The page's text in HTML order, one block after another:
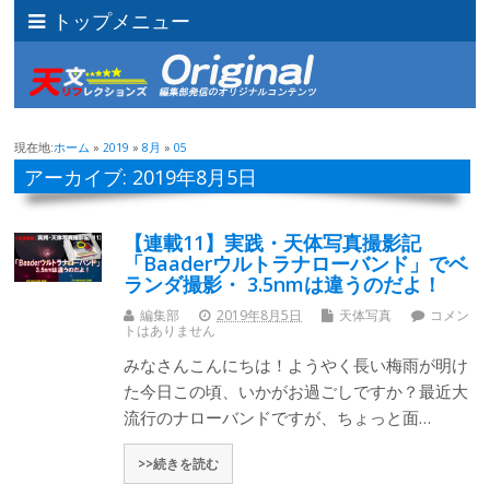
トップメニュー
現在地:ホーム »2019 »8月 »05
アーカイブ: 2019年8月5日
【連載11】実践・天体写真撮影記
「Baaderウルトラナローバンド」でベ
ランダ撮影・ 3.5nmは違うのだよ！
編集部 2019年8月5日 天体写真
コメン
トはありません
みなさんこんにちは！ようやく長い梅雨が明け
た今日この頃、いかがお過ごしですか？最近大
流行のナローバンドですが、ちょっと面…
>>続きを読む